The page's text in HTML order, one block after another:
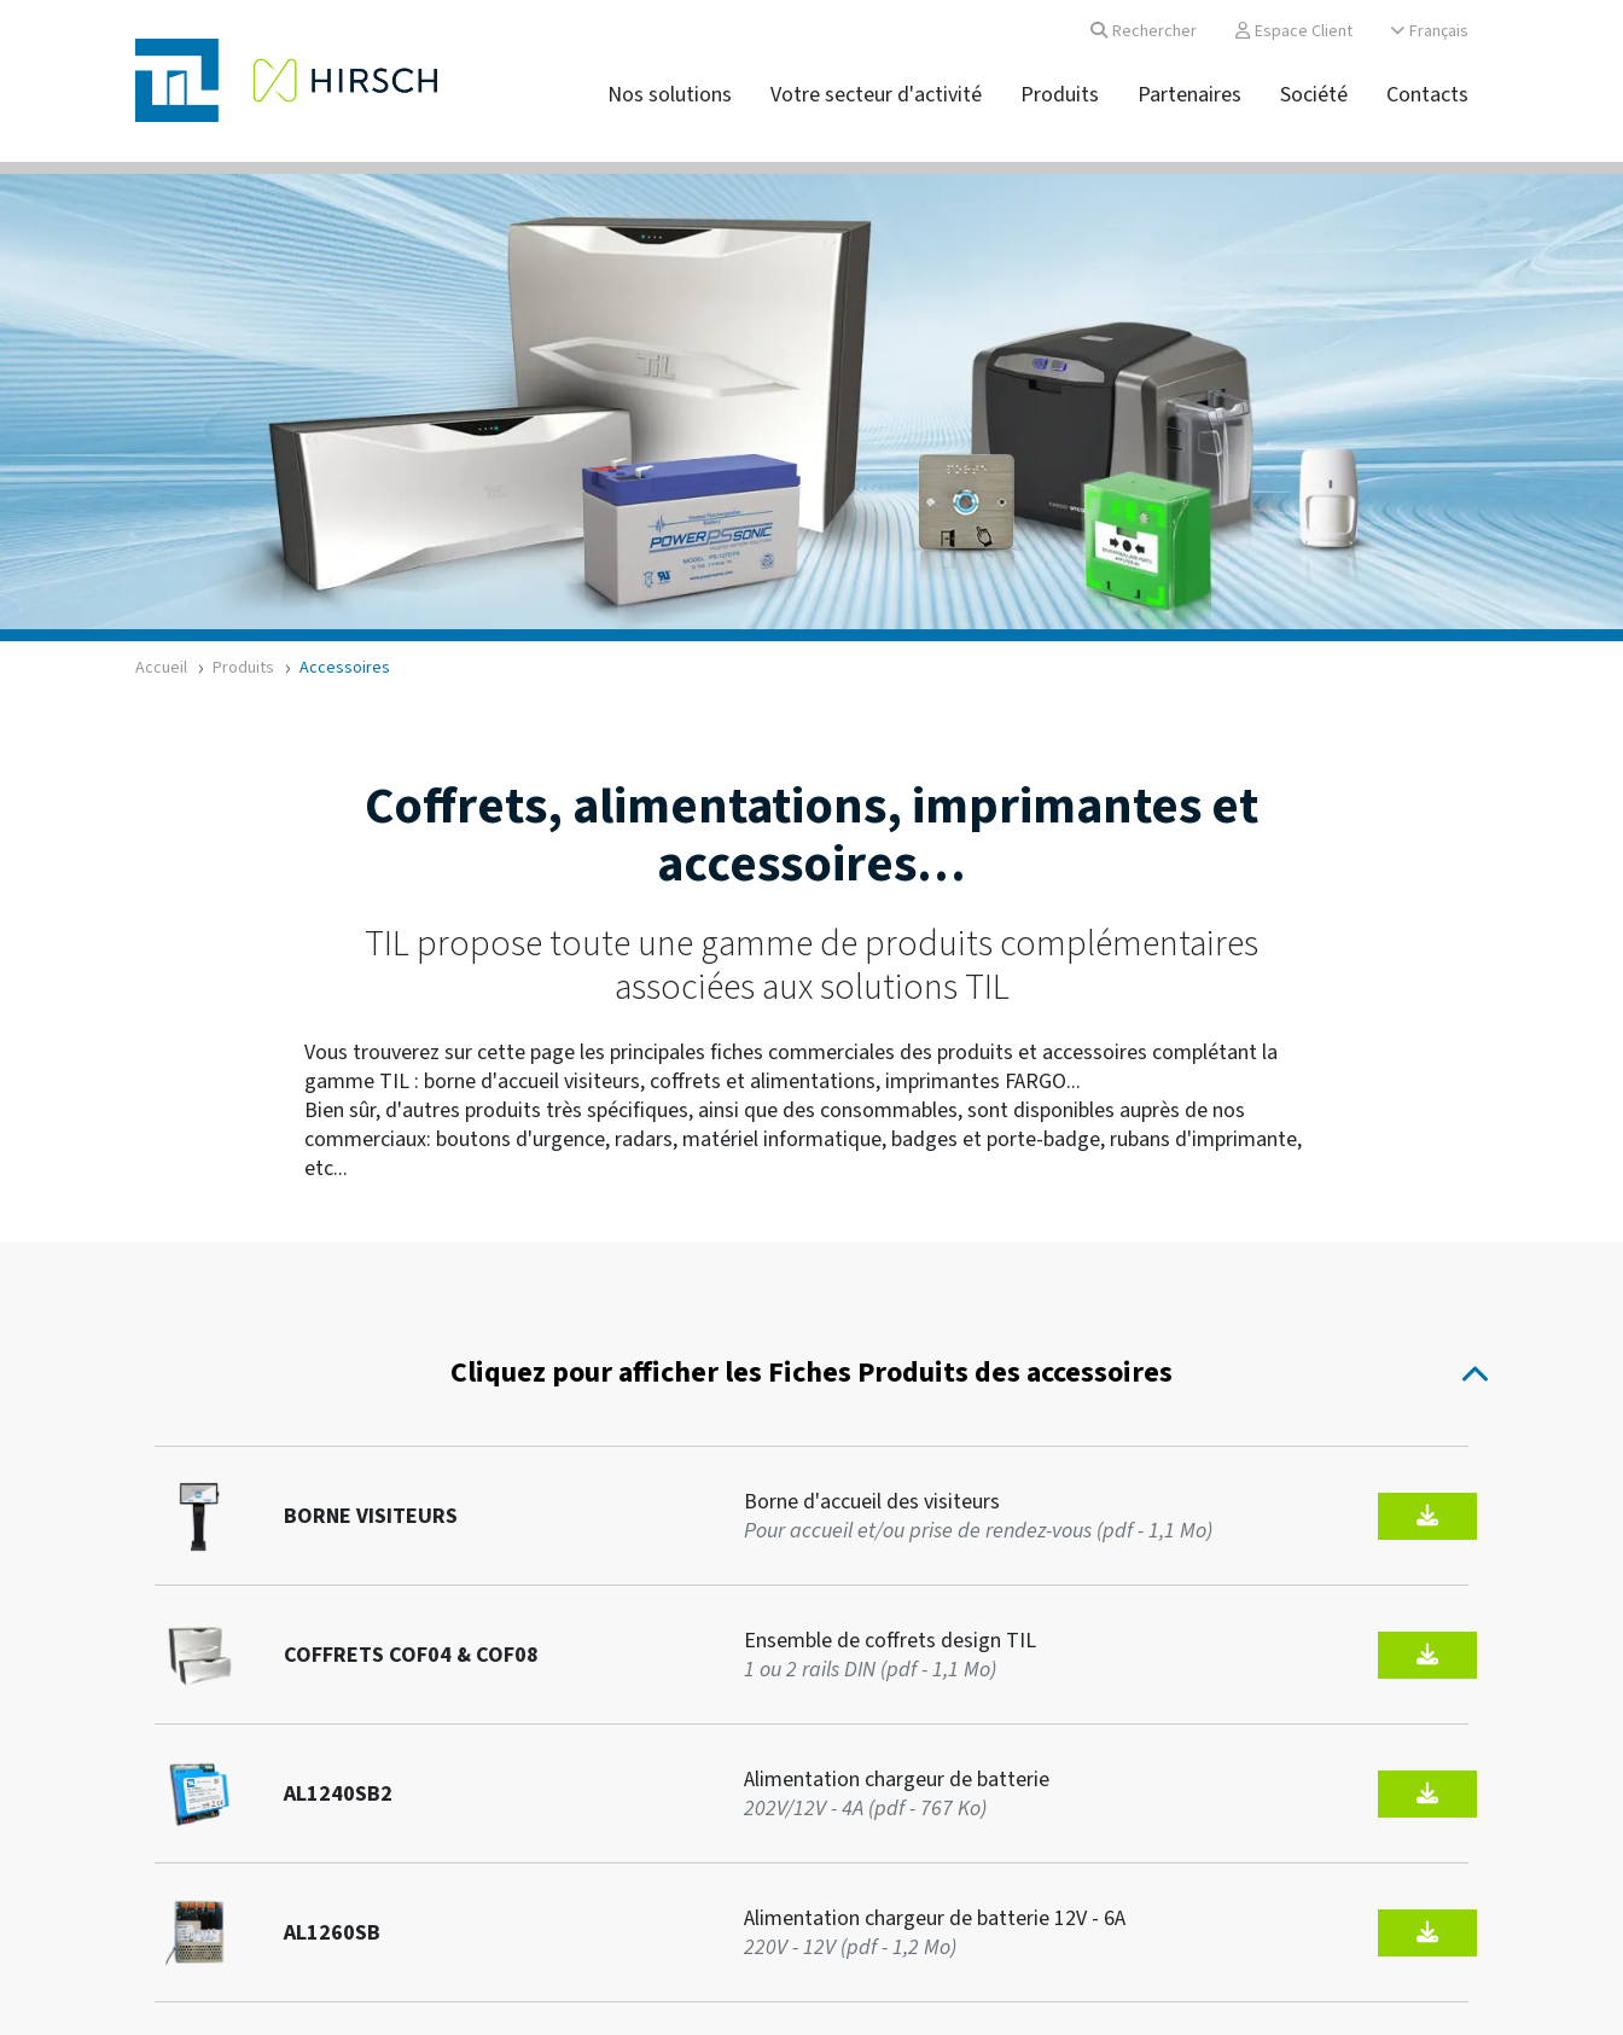
Rechercher Espace Client Français
Nos solutions Votre secteur d'activité Produits Partenaires Société Contacts
Accueil Produits Accessoires
Coffrets, alimentations, imprimantes et
accessoires…
TIL propose toute une gamme de produits complémentaires
associées aux solutions TIL
Vous trouverez sur cette page les principales fiches commerciales des produits et accessoires complétant la
gamme TIL : borne d'accueil visiteurs, coffrets et alimentations, imprimantes FARGO...
Bien sûr, d'autres produits très spécifiques, ainsi que des consommables, sont disponibles auprès de nos
commerciaux: boutons d'urgence, radars, matériel informatique, badges et porte-badge, rubans d'imprimante,
etc...
Cliquez pour afficher les Fiches Produits des accessoires
BORNE VISITEURS
Borne d'accueil des visiteurs
Pour accueil et/ou prise de rendez-vous (pdf - 1,1 Mo)
COFFRETS COF04 & COF08
Ensemble de coffrets design TIL
1 ou 2 rails DIN (pdf - 1,1 Mo)
AL1240SB2
Alimentation chargeur de batterie
202V/12V - 4A (pdf - 767 Ko)
AL1260SB
Alimentation chargeur de batterie 12V - 6A
220V - 12V (pdf - 1,2 Mo)